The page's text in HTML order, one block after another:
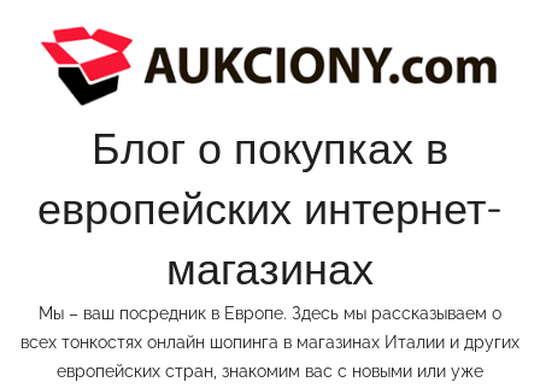
содержимому
Блог о покупках в
европейских интернет-
магазинах
Мы – ваш посредник в Европе. Здесь мы рассказываем о
всех тонкостях онлайн шопинга в магазинах Италии и других
европейских стран, знакомим вас с новыми или уже